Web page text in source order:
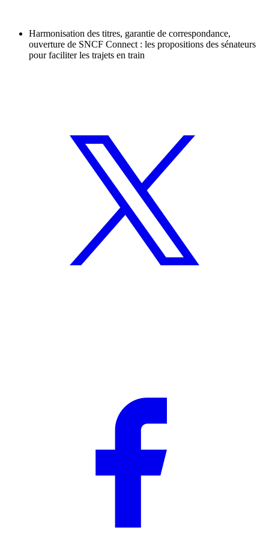
Harmonisation des titres, garantie de correspondance,
ouverture de SNCF Connect : les propositions des sénateurs
pour faciliter les trajets en train